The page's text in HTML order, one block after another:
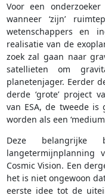
Voor een
wanneer ‘zijn’
wetenschappers en
realisatie van de
zoek zal gaan naar
satellieten om
planetenjager. Eerder
derde ‘grote’ project
van ESA, de tweede
worden als een
Deze belangrijke
langetermijnplanning
Cosmic Vision. Een
het is niet ongewoon
eerste idee tot de